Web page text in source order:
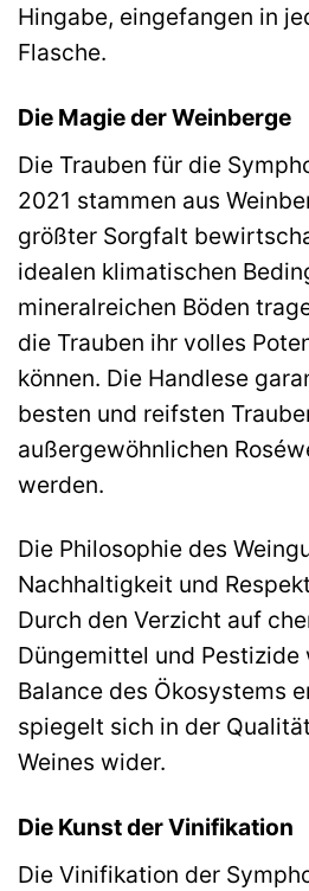
Hingabe, eingefangen in
Flasche.
Die Magie der Weinberge
Die Trauben für die
2021 stammen aus
größter Sorgfalt
idealen klimatischen
mineralreichen Böden
die Trauben ihr volles
können. Die Handlese
besten und reifsten
außergewöhnlichen
werden.
Die Philosophie des
Nachhaltigkeit und
Durch den Verzicht auf
Düngemittel und
Balance des Ökosystems
spiegelt sich in der
Weines wider.
Die Kunst der Vinifikation
Die Vinifikation der